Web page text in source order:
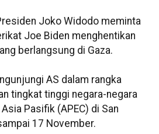
Joko Widodo meminta
Joe Biden menghentikan
berlangsung di Gaza.
AS dalam rangka
tingkat tinggi negara-negara
Pasifik (APEC) di San
17 November.